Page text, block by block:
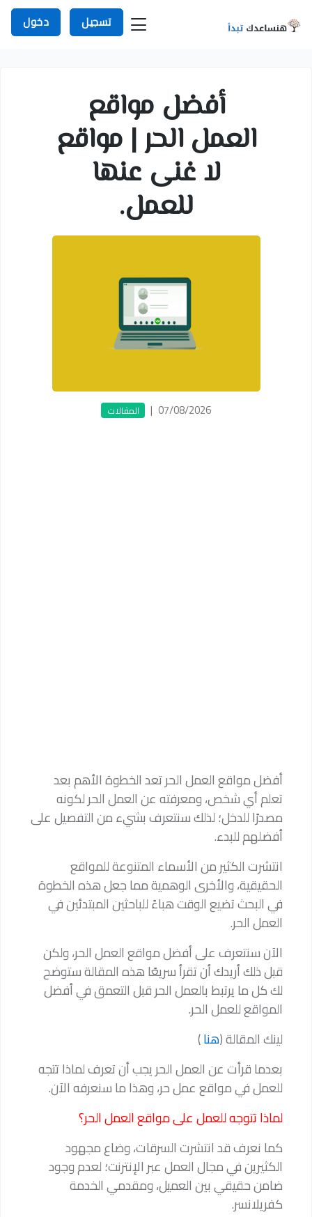
تسجيل دخول
أفضل مواقع
العمل الحر | مواقع
لا غنى عنها
للعمل.
07/08/2026
| المقالات
أفضل مواقع العمل الحر تعد الخطوة الأهم بعد
تعلم أي شخص، ومعرفته عن العمل الحر لكونه
مصدرًا للدخل؛ لذلك سنتعرف بشيء من التفصيل على
أفضلهم للبدء.
انتشرت الكثير من الأسماء المتنوعة للمواقع
الحقيقية، والأخرى الوهمية مما جعل هذه الخطوة
في البحث تضيع الوقت هباءً للباحثين المبتدئين في
العمل الحر.
الآن سنتعرف على أفضل مواقع العمل الحر، ولكن
قبل ذلك أريدك أن تقرأ سريعًا هذه المقالة ستوضح
لك كل ما يرتبط بالعمل الحر قبل التعمق في أفضل
المواقع للعمل الحر.
لينك المقالة (هنا)
بعدما قرأت عن العمل الحر يجب أن تعرف لماذا تتجه
للعمل في مواقع عمل حر، وهذا ما سنعرفه الآن.
لماذا تتوجه للعمل على مواقع العمل الحر؟
كما نعرف قد انتشرت السرقات، وضاع مجهود
الكثيرين في مجال العمل عبر الإنترنت؛ لعدم وجود
ضامن حقيقي بين العميل، ومقدمي الخدمة
كفريلانسر.